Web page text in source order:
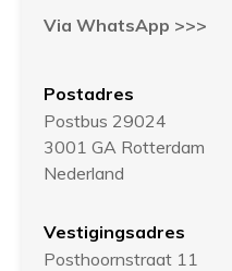
Via WhatsApp >>>
Postadres
Postbus 29024
3001 GA Rotterdam
Nederland
Vestigingsadres
Posthoornstraat 11